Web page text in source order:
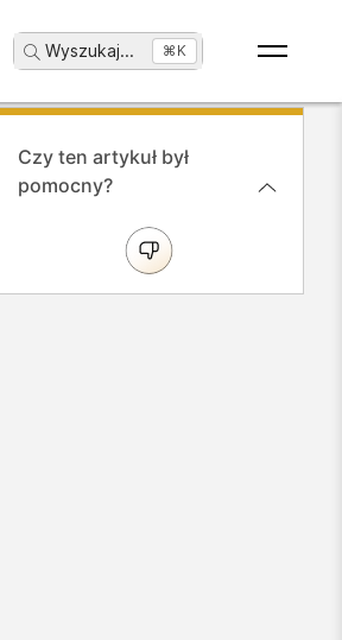
Wyszukaj... ⌘K
Czy ten artykuł był
pomocny?